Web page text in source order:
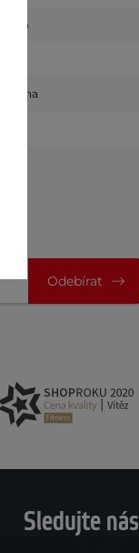
60 cm
pěna
Odebírat
Sledujte nás